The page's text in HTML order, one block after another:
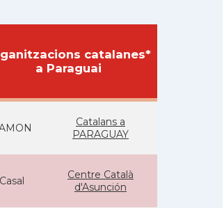
catalanes*
a Paraguai
Catalans a
PARAGUAY
Casal
Centre Català
d'Asunción